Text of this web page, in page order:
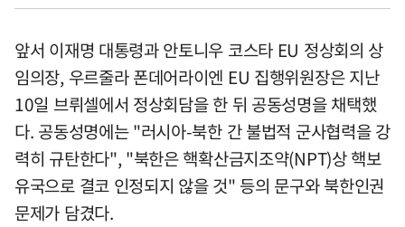
앞서 이재명 대통령과 안토니우 코스타 EU 정상회의 상
임의장, 우르줄라 폰데어라이엔 EU 집행위원장은 지난
10일 브뤼셀에서 정상회담을 한 뒤 공동성명을 채택했
다. 공동성명에는 "러시아-북한 간 불법적 군사협력을 강
력히 규탄한다", "북한은 핵확산금지조약(NPT)상 핵보
유국으로 결코 인정되지 않을 것" 등의 문구와 북한인권
문제가 담겼다.